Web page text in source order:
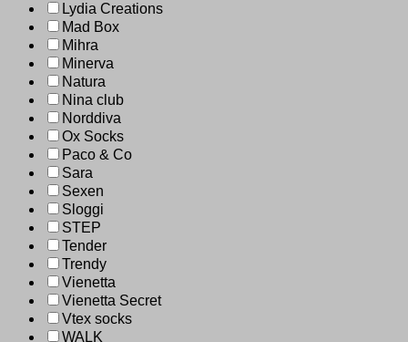
Lydia Creations
Mad Box
Mihra
Minerva
Natura
Nina club
Norddiva
Ox Socks
Paco & Co
Sara
Sexen
Sloggi
STEP
Tender
Trendy
Vienetta
Vienetta Secret
Vtex socks
WALK